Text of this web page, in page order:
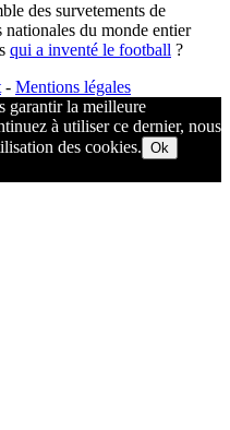
des survetements de
du monde entier
qui a inventé le football ?​
- Mentions légales
garantir la meilleure
à utiliser ce dernier, nous
des cookies. Ok